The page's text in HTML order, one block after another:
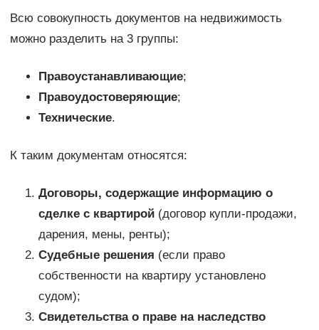
Всю совокупность документов на недвижимость
можно разделить на 3 группы:
Правоустанавливающие;
Правоудостоверяющие;
Технические.
К таким документам относятся:
Договоры, содержащие информацию о
сделке с квартирой(договор купли-продажи,
дарения, мены, ренты);
Судебные решения (если право
собственности на квартиру установлено
судом);
Свидетельства о праве на наследство